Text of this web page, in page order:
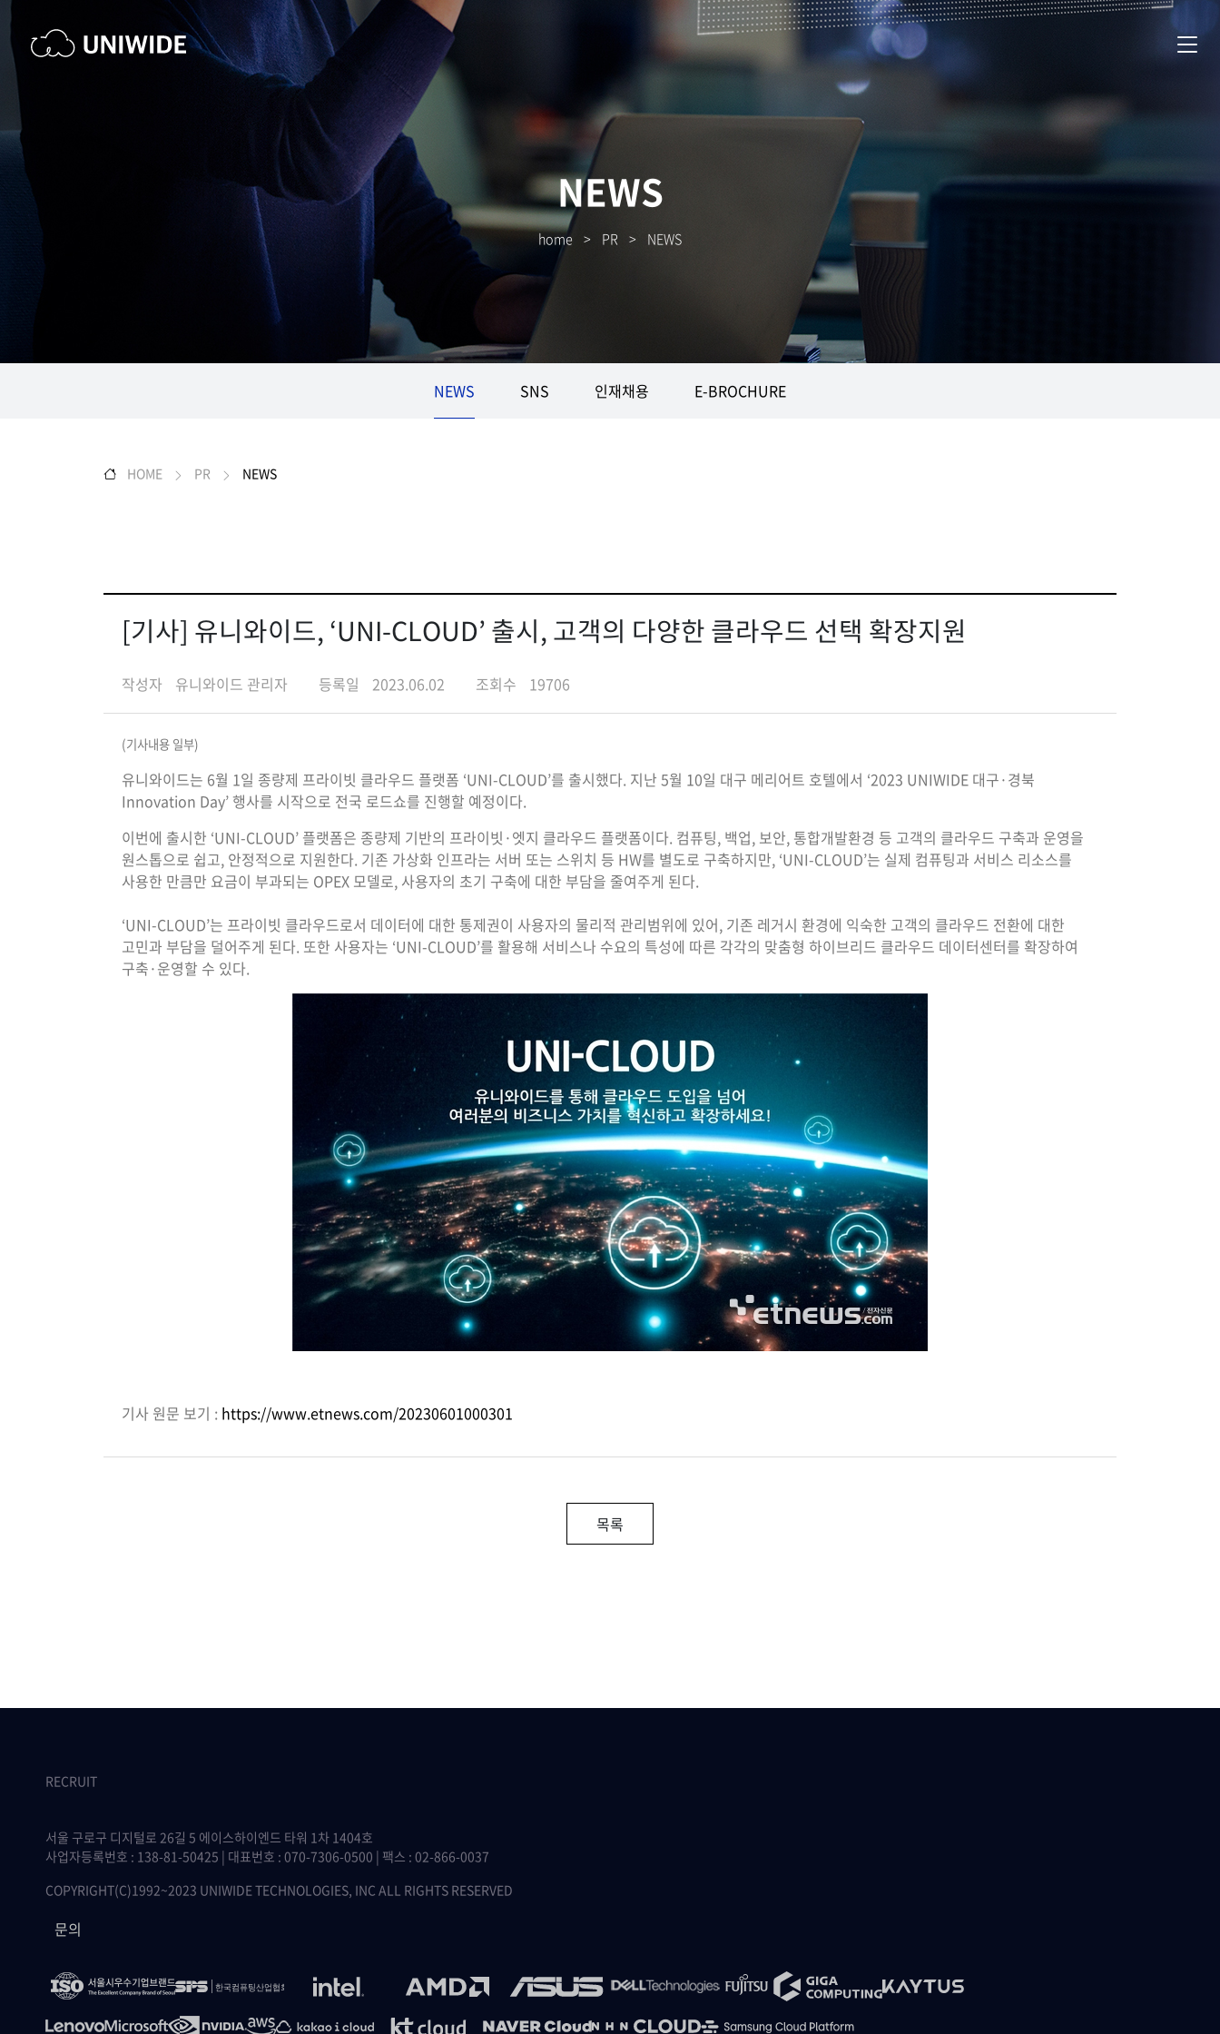
NEWS
home > PR > NEWS
NEWS SNS 인재채용 E-BROCHURE
HOME PR NEWS
[기사] 유니와이드, ‘UNI-CLOUD’ 출시, 고객의 다양한 클라우드 선택 확장지원
작성자 유니와이드 관리자 등록일 2023.06.02 조회수 19706
(기사내용 일부)
유니와이드는 6월 1일 종량제 프라이빗 클라우드 플랫폼 ‘UNI-CLOUD’를 출시했다. 지난 5월 10일 대구 메리어트 호텔에서 ‘2023 UNIWIDE 대구·경북
Innovation Day’ 행사를 시작으로 전국 로드쇼를 진행할 예정이다.
이번에 출시한 ‘UNI-CLOUD’ 플랫폼은 종량제 기반의 프라이빗·엣지 클라우드 플랫폼이다. 컴퓨팅, 백업, 보안, 통합개발환경 등 고객의 클라우드 구축과 운영을
원스톱으로 쉽고, 안정적으로 지원한다. 기존 가상화 인프라는 서버 또는 스위치 등 HW를 별도로 구축하지만, ‘UNI-CLOUD’는 실제 컴퓨팅과 서비스 리소스를
사용한 만큼만 요금이 부과되는 OPEX 모델로, 사용자의 초기 구축에 대한 부담을 줄여주게 된다.
‘UNI-CLOUD’는 프라이빗 클라우드로서 데이터에 대한 통제권이 사용자의 물리적 관리범위에 있어, 기존 레거시 환경에 익숙한 고객의 클라우드 전환에 대한
고민과 부담을 덜어주게 된다. 또한 사용자는 ‘UNI-CLOUD’를 활용해 서비스나 수요의 특성에 따른 각각의 맞춤형 하이브리드 클라우드 데이터센터를 확장하여
구축·운영할 수 있다.
기사 원문 보기 : https://www.etnews.com/20230601000301
목록
RECRUIT
서울 구로구 디지털로 26길 5 에이스하이엔드 타워 1차 1404호
사업자등록번호 : 138-81-50425 | 대표번호 : 070-7306-0500 | 팩스 : 02-866-0037
COPYRIGHT(C)1992~2023 UNIWIDE TECHNOLOGIES, INC ALL RIGHTS RESERVED
문의